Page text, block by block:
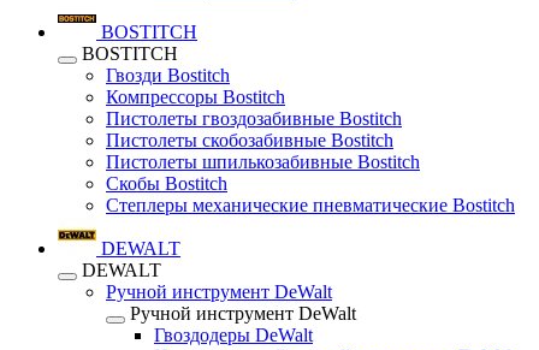
BOSTITCH
BOSTITCH
Гвозди Bostitch
Компрессоры Bostitch
Пистолеты гвоздозабивные Bostitch
Пистолеты скобозабивные Bostitch
Пистолеты шпилькозабивные Bostitch
Скобы Bostitch
Степлеры механические пневматические Bostitch
DEWALT
DEWALT
Ручной инструмент DeWalt
Ручной инструмент DeWalt
Гвоздодеры DeWalt